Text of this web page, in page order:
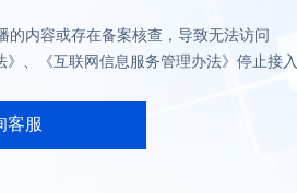
的内容或存在备案核查，导致无法访问
、《互联网信息服务管理办法》停止接入
客服